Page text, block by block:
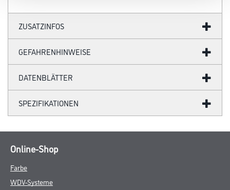
ZUSATZINFOS
GEFAHRENHINWEISE
DATENBLÄTTER
SPEZIFIKATIONEN
Online-Shop
Farbe
WDV-Systeme